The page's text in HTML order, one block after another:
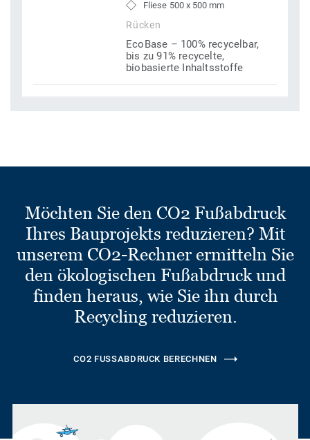
Fliese 500 x 500 mm
Rücken
EcoBase – 100% recycelbar,
bis zu 91% recycelte,
biobasierte Inhaltsstoffe
Möchten Sie den CO2 Fußabdruck
Ihres Bauprojekts reduzieren? Mit
unserem CO2-Rechner ermitteln Sie
den ökologischen Fußabdruck und
finden heraus, wie Sie ihn durch
Recycling reduzieren.
CO2 FUSSABDRUCK BERECHNEN